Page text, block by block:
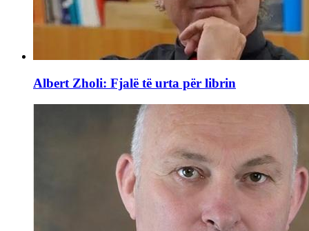
Albert Zholi: Fjalë të urta për librin